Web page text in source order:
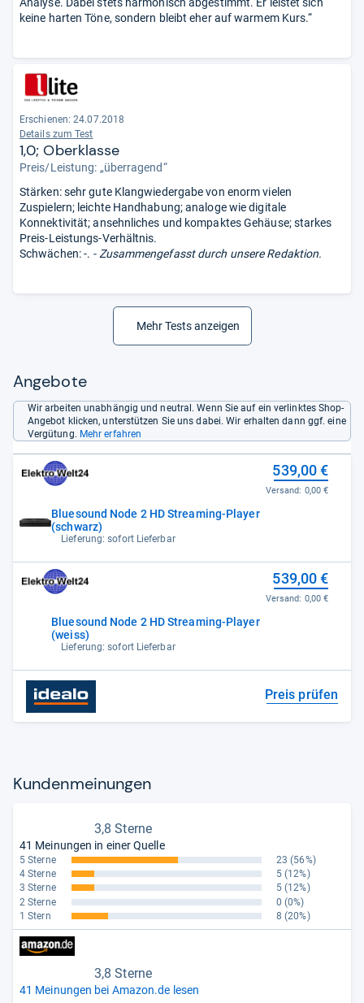
keine harten Töne, sondern bleibt eher auf warmem Kurs.“
Erschienen: 24.07.2018
Details zum Test
1,0; Oberklasse
Preis/Leistung: „überragend“
Stärken: sehr gute Klangwiedergabe von enorm vielen
Zuspielern; leichte Handhabung; analoge wie digitale
Konnektivität; ansehnliches und kompaktes Gehäuse; starkes
Preis-Leistungs-Verhältnis.
Schwächen: -. - Zusammengefasst durch unsere Redaktion.
Mehr Tests anzeigen
Angebote
Wir arbeiten unabhängig und neutral. Wenn Sie auf ein verlinktes Shop-
Angebot klicken, unterstützen Sie uns dabei. Wir erhalten dann ggf. eine
Vergütung. Mehr erfahren
Bluesound Node 2 HD Streaming-Player
(schwarz)
Lieferung: sofort Lieferbar
539,00 €
Versand: 0,00 €
Bluesound Node 2 HD Streaming-Player
(weiss)
Lieferung: sofort Lieferbar
539,00 €
Versand: 0,00 €
Preis prüfen
Kun­den­mei­nun­gen
3,8 Sterne
41 Meinungen in einer Quelle
5 Sterne 23 (56%)
4 Sterne
5 (12%)
3 Sterne
5 (12%)
2 Sterne
0 (0%)
1 Stern
8 (20%)
3,8 Sterne
41 Meinungen bei Amazon.de lesen